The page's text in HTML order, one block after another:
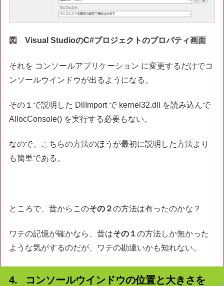
図 Visual StudioのC#プロジェクトのプロパティ画面
それを コンソールアプリケーション に変更するだけでコ
ンソールウインドウが出るようになる。
その１で説明した DllImport で kernel32.dll を読み込んで
AllocConsole() を実行する必要もない。
なので、こちらの方法のほうが最初に説明した方法より
も簡単である。
ところで、昔からこのその２の方法は有ったのかな？
ワテの記憶が確かなら、昔はその１の方法しか無かった
ような気がするのだが、ワテの勘違いかも知れない。
コンソールウインドウの位置と大きさを